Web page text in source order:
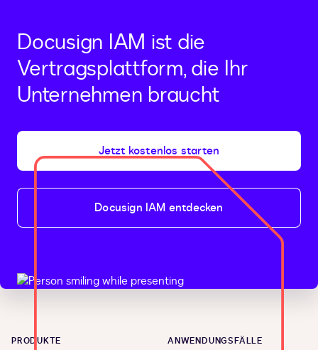
Docusign IAM ist die
Vertragsplattform, die Ihr
Unternehmen braucht
Jetzt kostenlos starten
Docusign IAM entdecken
PRODUKTE ANWENDUNGSFÄLLE